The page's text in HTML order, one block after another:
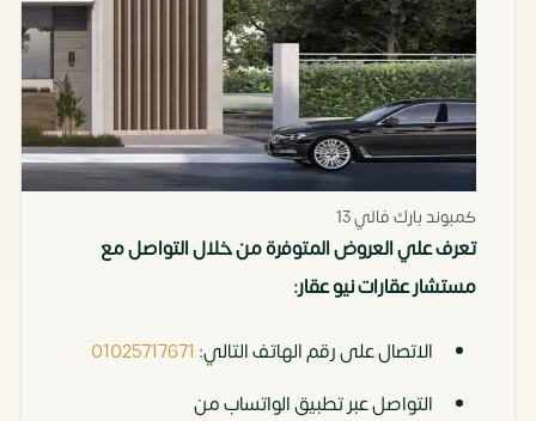
كمبوند بارك فالي 13
تعرف علي العروض المتوفرة من خلال التواصل مع
مستشار عقارات نيو عقار:
الاتصال على رقم الهاتف التالي: 01025717671
التواصل عبر تطبيق الواتساب من